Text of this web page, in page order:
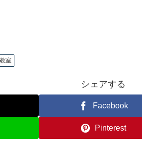
室
シェアする
Facebook
Pinterest